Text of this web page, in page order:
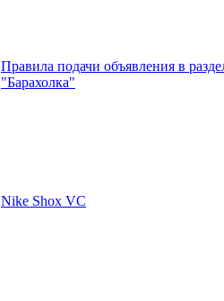
Правила подачи объявления в
"Барахолка"
Nike Shox VC